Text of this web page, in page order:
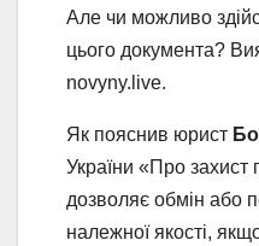
Але чи можливо
цього документа?
novyny.live.
Як пояснив юрист
України «Про захист
дозволяє обмін або
належної якості,